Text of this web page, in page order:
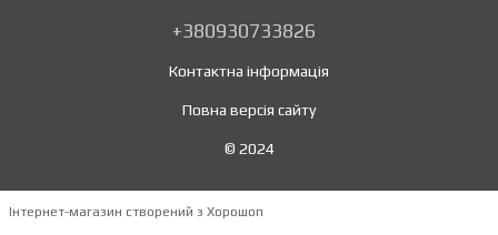
+380930733826
Контактна інформація
Повна версія сайту
© 2024
Інтернет-магазин створений з Хорошоп